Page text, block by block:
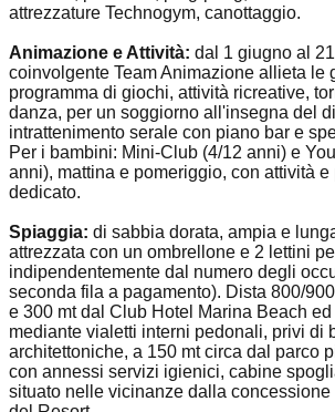
attrezzature Technogym, canottaggio.
Animazione e Attività: dal 1 giugno al
coinvolgente Team Animazione allieta le
programma di giochi, attività ricreative,
danza, per un soggiorno all'insegna del
intrattenimento serale con piano bar e
Per i bambini: Mini-Club (4/12 anni) e
anni), mattina e pomeriggio, con attività
dedicato.
Spiaggia: di sabbia dorata, ampia e
attrezzata con un ombrellone e 2 lettini
indipendentemente dal numero degli
seconda fila a pagamento). Dista 800/
e 300 mt dal Club Hotel Marina Beach
mediante vialetti interni pedonali, privi di
architettoniche, a 150 mt circa dal parco
con annessi servizi igienici, cabine
situato nelle vicinanze dalla concessione